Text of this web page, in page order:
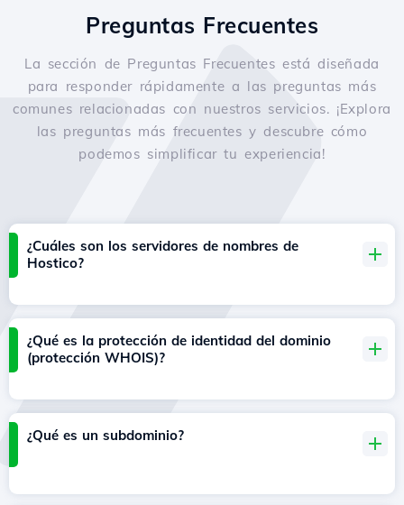
Preguntas Frecuentes
La sección de Preguntas Frecuentes está diseñada
para responder rápidamente a las preguntas más
comunes relacionadas con nuestros servicios. ¡Explora
las preguntas más frecuentes y descubre cómo
podemos simplificar tu experiencia!
¿Cuáles son los servidores de nombres de
Hostico?
¿Qué es la protección de identidad del dominio
(protección WHOIS)?
¿Qué es un subdominio?